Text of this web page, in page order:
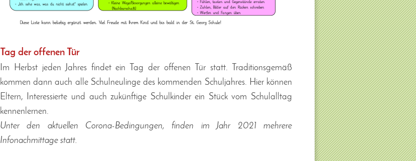
Tag der offenen Tür
Im Herbst jeden Jahres findet ein Tag der offenen Tür statt. Traditionsgemäß
kommen dann auch alle Schulneulinge des kommenden Schuljahres. Hier können
Eltern, Interessierte und auch zukünftige Schulkinder ein Stück vom Schulalltag
kennenlernen.
Unter den aktuellen Corona-Bedingungen, finden im Jahr 2021 mehrere
Infonachmittage statt.